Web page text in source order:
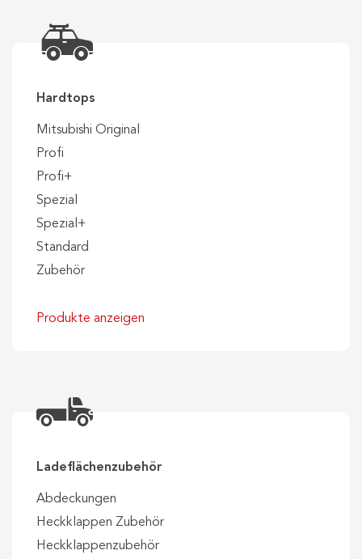
Hardtops
Mitsubishi Original
Profi
Profi+
Spezial
Spezial+
Standard
Zubehör
Produkte anzeigen
Ladeflächenzubehör
Abdeckungen
Heckklappen Zubehör
Heckklappenzubehör